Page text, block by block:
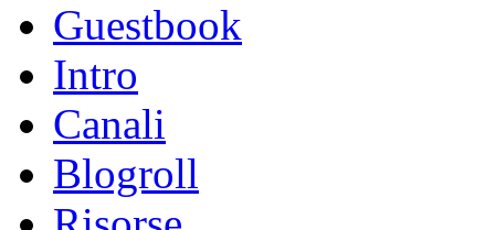
Guestbook
Intro
Canali
Blogroll